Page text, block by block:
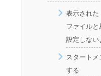
表示された
ファイル
設定しない
スタートメ
する